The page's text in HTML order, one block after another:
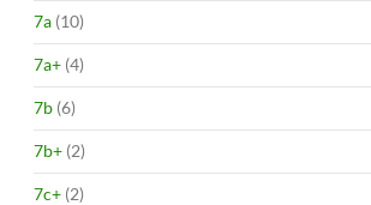
7a (10)
7a+ (4)
7b (6)
7b+ (2)
7c+ (2)